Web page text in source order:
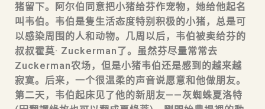
猪留下。阿尔伯同意把小猪给芬作宠物，她给他起名
叫韦伯。韦伯是隻生活态度特别积极的小猪，总是可
以感染周围的人和动物。几周以后，韦伯被卖给芬的
叔叔霍莫· Zuckerman了。虽然芬尽量常常去
Zuckerman农场，但是小猪韦伯还是感到的越来越
寂寞。后来，一个很温柔的声音说愿意和他做朋友。
第二天，韦伯起床见了他的新朋友——灰蜘蛛夏洛特